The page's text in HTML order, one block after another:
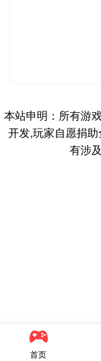
本站申明：所有游
开发,玩家自愿捐
有涉
首页